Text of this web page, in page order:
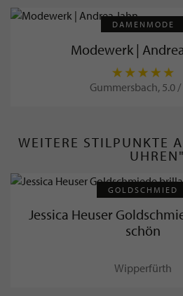
DAMENMODE
Modewerk |
Gummersbach, 5.0 /
WEITERE STILPUNKTE
UHREN"
GOLDSCHMIED
Jessica Heuser
schön
Wipperfürth